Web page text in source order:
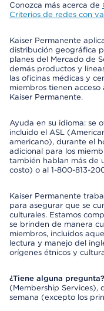
Conozca más acerca de
Criterios de redes con
Kaiser Permanente
distribución geográfica
planes del Mercado de
demás productos y
las oficinas médicas y
miembros tienen
Kaiser Permanente.
Ayuda en su idioma: se
incluido el ASL
americano), durante el
adicional para los
también hablan más de
costo) o al 1-800-813-
Kaiser Permanente
para asegurar que se
culturales. Estamos
se brinden de manera
miembros, incluidos
lectura y manejo del
orígenes étnicos y
¿Tiene alguna pregunta?
(Membership Services),
semana (excepto los